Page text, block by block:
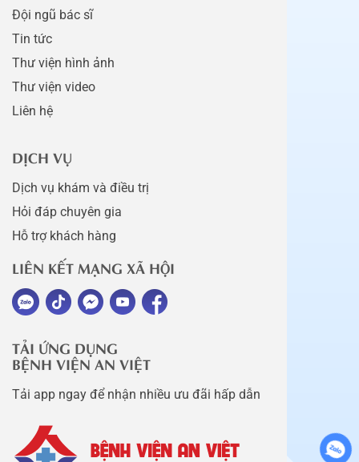
Đội ngũ bác sĩ
Tin tức
Thư viện hình ảnh
Thư viện video
Liên hệ
DỊCH VỤ
Dịch vụ khám và điều trị
Hỏi đáp chuyên gia
Hỗ trợ khách hàng
LIÊN KẾT MẠNG XÃ HỘI
TẢI ỨNG DỤNG
BỆNH VIỆN AN VIỆT
Tải app ngay để nhận nhiều ưu đãi hấp dẫn